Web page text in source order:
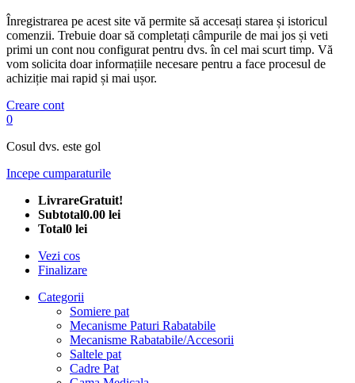
Înregistrarea pe acest site vă permite să accesați starea și istoricul
comenzii. Trebuie doar să completați câmpurile de mai jos și veti
primi un cont nou configurat pentru dvs. în cel mai scurt timp. Vă
vom solicita doar informațiile necesare pentru a face procesul de
achiziție mai rapid și mai ușor.
Creare cont
0
Cosul dvs. este gol
Incepe cumparaturile
LivrareGratuit!
Subtotal0.00 lei
Total0 lei
Vezi cos
Finalizare
Categorii
Somiere pat
Mecanisme Paturi Rabatabile
Mecanisme Rabatabile/Accesorii
Saltele pat
Cadre Pat